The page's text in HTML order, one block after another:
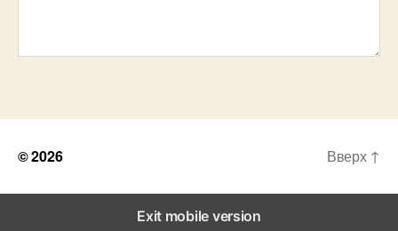
© 2026 Вверх ↑
Exit mobile version